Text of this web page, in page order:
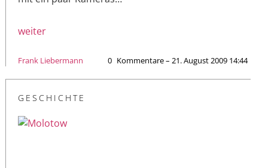
weiter
Frank Liebermann 0 Kommentare – 21. August 2009 14:44
GESCHICHTE